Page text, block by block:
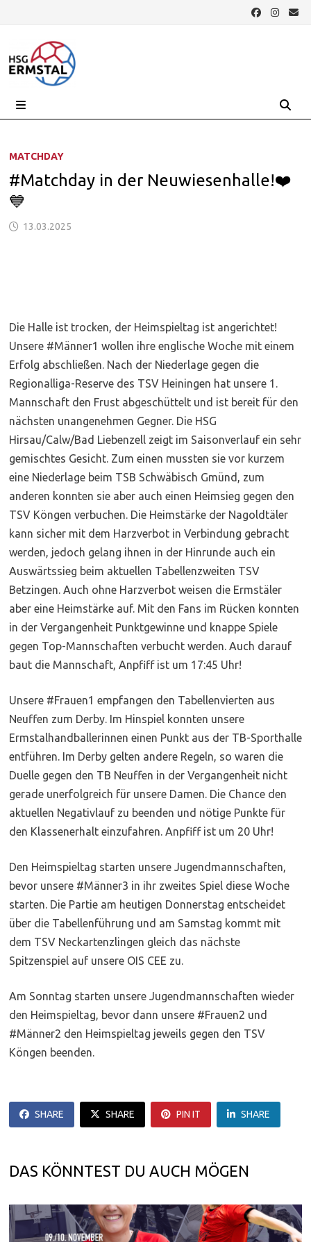
MATCHDAY
#Matchday in der Neuwiesenhalle!❤️
💙
13.03.2025
Die Halle ist trocken, der Heimspieltag ist angerichtet!
Unsere #Männer1 wollen ihre englische Woche mit einem
Erfolg abschließen. Nach der Niederlage gegen die
Regionalliga-Reserve des TSV Heiningen hat unsere 1.
Mannschaft den Frust abgeschüttelt und ist bereit für den
nächsten unangenehmen Gegner. Die HSG
Hirsau/Calw/Bad Liebenzell zeigt im Saisonverlauf ein sehr
gemischtes Gesicht. Zum einen mussten sie vor kurzem
eine Niederlage beim TSB Schwäbisch Gmünd, zum
anderen konnten sie aber auch einen Heimsieg gegen den
TSV Köngen verbuchen. Die Heimstärke der Nagoldtäler
kann sicher mit dem Harzverbot in Verbindung gebracht
werden, jedoch gelang ihnen in der Hinrunde auch ein
Auswärtssieg beim aktuellen Tabellenzweiten TSV
Betzingen. Auch ohne Harzverbot weisen die Ermstäler
aber eine Heimstärke auf. Mit den Fans im Rücken konnten
in der Vergangenheit Punktgewinne und knappe Spiele
gegen Top-Mannschaften verbucht werden. Auch darauf
baut die Mannschaft, Anpfiff ist um 17:45 Uhr!
Unsere #Frauen1 empfangen den Tabellenvierten aus
Neuffen zum Derby. Im Hinspiel konnten unsere
Ermstalhandballerinnen einen Punkt aus der TB-Sporthalle
entführen. Im Derby gelten andere Regeln, so waren die
Duelle gegen den TB Neuffen in der Vergangenheit nicht
gerade unerfolgreich für unsere Damen. Die Chance den
aktuellen Negativlauf zu beenden und nötige Punkte für
den Klassenerhalt einzufahren. Anpfiff ist um 20 Uhr!
Den Heimspieltag starten unsere Jugendmannschaften,
bevor unsere #Männer3 in ihr zweites Spiel diese Woche
starten. Die Partie am heutigen Donnerstag entscheidet
über die Tabellenführung und am Samstag kommt mit
dem TSV Neckartenzlingen gleich das nächste
Spitzenspiel auf unsere OIS CEE zu.
Am Sonntag starten unsere Jugendmannschaften wieder
den Heimspieltag, bevor dann unsere #Frauen2 und
#Männer2 den Heimspieltag jeweils gegen den TSV
Köngen beenden.
SHARE SHARE PIN IT SHARE
DAS KÖNNTEST DU AUCH MÖGEN